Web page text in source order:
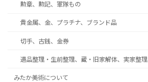
勲章、勲記、軍隊もの
貴金属、金、プラチナ、ブランド品
切手、古銭、金券
遺品整理・生前整理、蔵・旧家解体、実家整理
みたか美術について